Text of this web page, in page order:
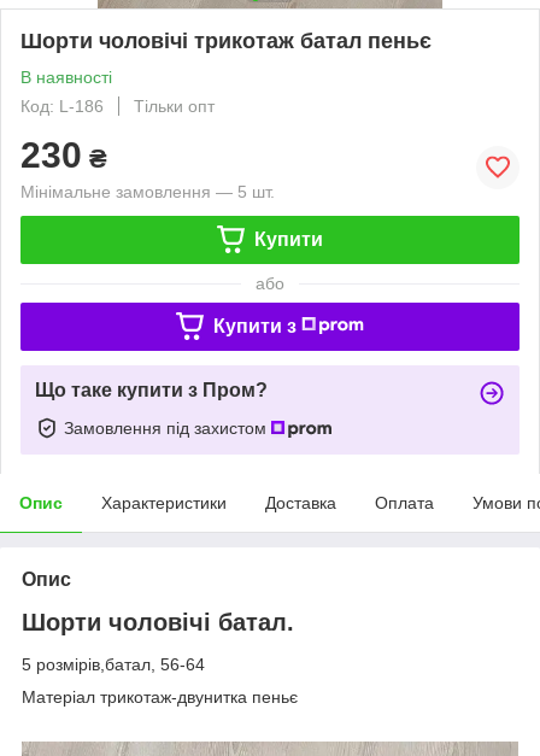
Шорти чоловічі трикотаж батал пеньє
В наявності
Код: L-186
Тільки опт
230 ₴
Мінімальне замовлення — 5 шт.
Купити
або
Купити з
Що таке купити з Пром?
Замовлення під захистом
Опис Характеристики Доставка Оплата Умови
Опис
Шорти чоловічі батал.
5 розмірів,батал, 56-64
Матеріал трикотаж-двунитка пеньє